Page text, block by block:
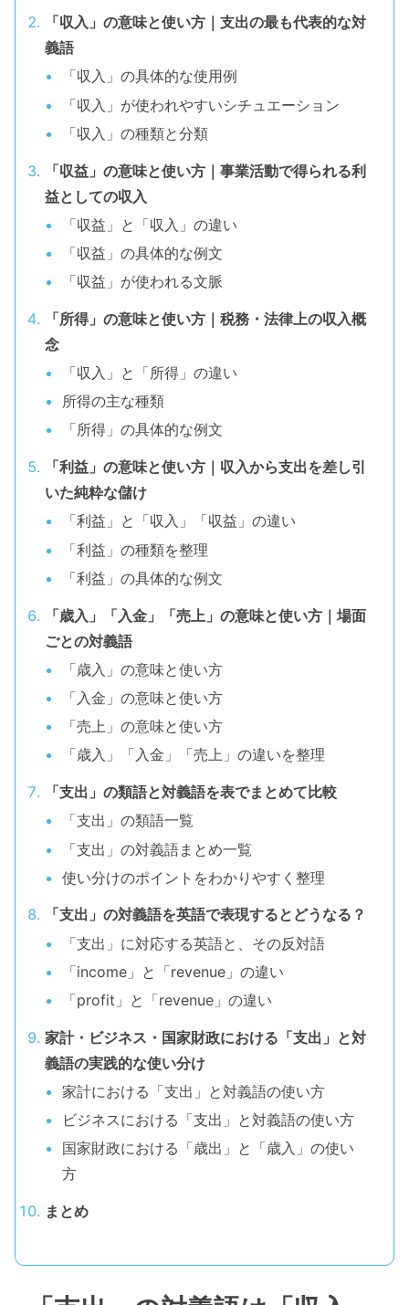
「収入」の意味と使い方｜支出の最も代表的な対
義語
「収入」の具体的な使用例
「収入」が使われやすいシチュエーション
「収入」の種類と分類
「収益」の意味と使い方｜事業活動で得られる利
益としての収入
「収益」と「収入」の違い
「収益」の具体的な例文
「収益」が使われる文脈
「所得」の意味と使い方｜税務・法律上の収入概
念
「収入」と「所得」の違い
所得の主な種類
「所得」の具体的な例文
「利益」の意味と使い方｜収入から支出を差し引
いた純粋な儲け
「利益」と「収入」「収益」の違い
「利益」の種類を整理
「利益」の具体的な例文
「歳入」「入金」「売上」の意味と使い方｜場面
ごとの対義語
「歳入」の意味と使い方
「入金」の意味と使い方
「売上」の意味と使い方
「歳入」「入金」「売上」の違いを整理
「支出」の類語と対義語を表でまとめて比較
「支出」の類語一覧
「支出」の対義語まとめ一覧
使い分けのポイントをわかりやすく整理
「支出」の対義語を英語で表現するとどうなる？
「支出」に対応する英語と、その反対語
「income」と「revenue」の違い
「profit」と「revenue」の違い
家計・ビジネス・国家財政における「支出」と対
義語の実践的な使い分け
家計における「支出」と対義語の使い方
ビジネスにおける「支出」と対義語の使い方
国家財政における「歳出」と「歳入」の使い
方
まとめ